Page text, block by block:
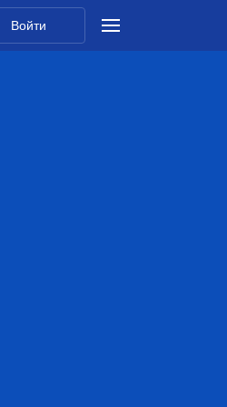
Войти